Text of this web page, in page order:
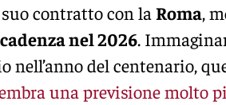
contratto con la Roma,
nel 2026.
nell’anno del centenario,
una previsione molto